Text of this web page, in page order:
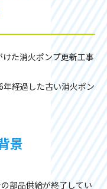
た消火ポンプ更新工事
経過した古い消火ポン
景
部品供給が終了してい